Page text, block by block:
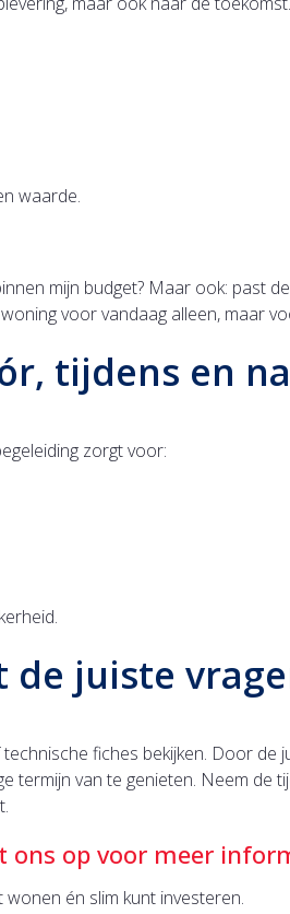
waarde.
mijn budget? Maar ook: past
voor vandaag alleen, maar
tijdens en
zorgt voor:
juiste
fiches bekijken. Door de
van te genieten. Neem de
ons op voor meer
én slim kunt investeren.